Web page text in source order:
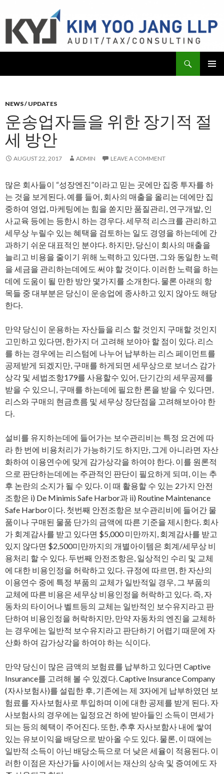
NEWS / UPDATES
운송업자들을 위한 장기적 절
세 방안
AUGUST 22, 2017 ADMIN LEAVE A COMMENT
많은 회사들이 “성장엔진”이라고 믿는 곳에만 집중 투자를 하
는 것을 보게된다. 예를 들어, 회사의 매출을 올리는 데에만 집
중하여 영업, 마케팅에는 힘을 쏟지만 품질관리, 연구개발, 인
사교육 등에는 등한시 하는 경우다. 세무적 리스크를 관리하고
세무상 누릴수 있는 혜택을 검토하는 일도 경영을 하는데에 간
과하기 쉬운 대표적인 분야다. 하지만, 당신이 회사의 매출을
늘리고 비용을 줄이기 위해 노력하고 있다면, 그와 동일한 노력
을 세금을 관리하는데에도 써야 할 것이다. 이러한 노력을 하는
데에 도움이 될 만한 방안 몇가지를 소개한다. 물론 아래의 항
목들 중 대부분은 당신이 운송업에 종사하고 있지 않아도 해당
한다.
만약 당신이 운용하는 자산들을 리스 할 것인지 구매할 것인지
고민하고 있다면, 한가지 더 고려해 보야아 할 점이 있다. 리스
를 하는 경우에는 리스텀에 나누어 납부하는 리스 페이먼트를
공제받게 되겠지만, 구매를 하게되면 세무상으로 보너스 감가
상각 및 세법조항179를 사용할수 있어, 단기간의 세무공제를
받을 수 있으니, 구매를 하는데에 필요한 론을 받을 수 있다면,
리스와 구매의 현금흐름 및 세무상 장단점을 고려해보아야 한
다.
설비를 유지하는데에 들어가는 보수관리비는 특정 요건에 따
라 한 번에 비용처리가 가능하기도 하지만, 그게 아니라면 자산
화하여 이용연수에 맞게 감가상각을 하여야 한다. 이를 원론적
으로 판단하는데에는 주관적인 판단이 필요하게 되며, 이는 추
후 논란의 소지가 될 수 있다. 이 때 활용할 수 있는 2가지 안전
조항은 i) De Minimis Safe Harbor과 ii) Routine Maintenance
Safe Harbor이다. 첫번째 안전조항은 보수관리비에 들어간 물
품이나 구매된 물품 단가의 금액에 따른 기준을 제시한다. 회사
가 회계감사를 받고 있다면 $5,000 미만까지, 회계감사를 받고
있지 않다면 $2,500미만까지의 개별아이템은 회계/세무상 비
용처리 할 수 있다. 두번째 안전조항은, 일상적인 수리 및 교체
에 대한 비용인정을 허락하고 있다. 규정에 따르면, 한 자산의
이용연수 중에 특정 부품의 교체가 일반적일 경우, 그 부품의
교체에 따른 비용은 세무상 비용인정을 허락하고 있다. 즉, 자
동차의 타이어나 벨트등의 교체는 일반적인 보수유지라고 판
단하여 비용인정을 허락하지만, 만약 자동차의 엔진을 교체하
는 경우에는 일반적 보수유지라고 판단하기 어렵기 때문에 자
산화 하여 감가상각을 하여야 하는 식이다.
만약 당신이 많은 금액의 보험료를 납부하고 있다면 Captive
Insurance를 고려해 볼 수 있겠다. Captive Insurance Company
(자사보험사)를 설립한 후, 기존에는 제 3자에게 납부하였던 보
험료를 자사보험사로 투입하며 이에 대한 공제를 받게 된다. 자
사보험사의 경우에는 일정요건 하에 받아들인 소득이 면세가
되는 등의 혜택이 주어진다. 또한, 추후 자사보함사 내에 쌓여
있는 유보이익을 배당으로 받아올 수도 있다. 물론, 이 때에는
일반적 소득이 아닌 배당소득으로 더 낮은 세율이 적용된다. 이
러한 이점은 자산가들 사이에서는 재산의 상속 및 증여에도 자